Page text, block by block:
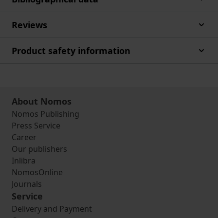
Reviews
Product safety information
About Nomos
Nomos Publishing
Press Service
Career
Our publishers
Inlibra
NomosOnline
Journals
Service
Delivery and Payment